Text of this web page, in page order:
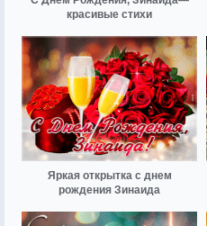
красивые стихи
Яркая открытка с днем
рождения Зинаида